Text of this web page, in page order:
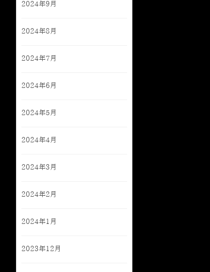
2024年9月
2024年8月
2024年7月
2024年6月
2024年5月
2024年4月
2024年3月
2024年2月
2024年1月
2023年12月